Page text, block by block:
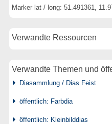
Marker lat / long: 51.491361,
Verwandte Ressourcen
Verwandte Themen und
Diasammlung / Dias Feist
öffentlich: Farbdia
öffentlich: Kleinbilddias